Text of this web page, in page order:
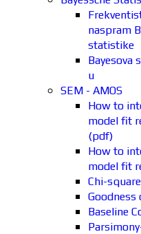
naspram
statistike
Bayesova
u
SEM - AMOS
How to
model fit
(pdf)
How to
model fit
Chi-
Goodness
Baseline